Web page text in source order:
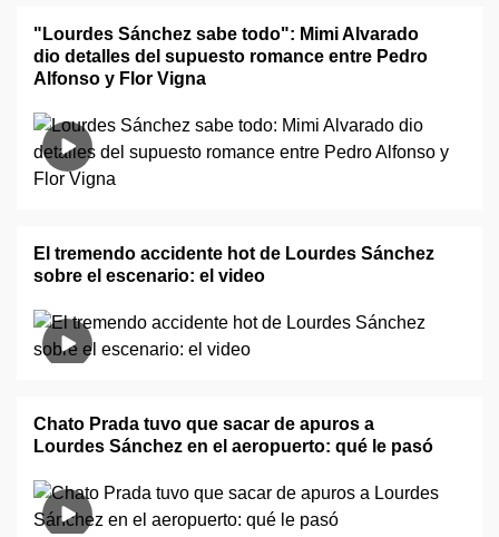
"Lourdes Sánchez sabe todo": Mimi Alvarado
dio detalles del supuesto romance entre Pedro
Alfonso y Flor Vigna
El tremendo accidente hot de Lourdes Sánchez
sobre el escenario: el video
Chato Prada tuvo que sacar de apuros a
Lourdes Sánchez en el aeropuerto: qué le pasó